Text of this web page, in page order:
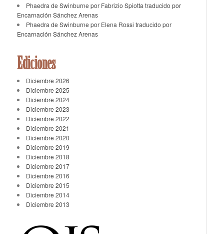
Phaedra de Swinburne por Fabrizio Spiotta traducido por
Encarnación Sánchez Arenas
Phaedra de Swinburne por Elena Rossi traducido por
Encarnación Sánchez Arenas
Ediciones
Diciembre 2026
Diciembre 2025
Diciembre 2024
Diciembre 2023
Diciembre 2022
Diciembre 2021
Diciembre 2020
Diciembre 2019
Diciembre 2018
Diciembre 2017
Diciembre 2016
Diciembre 2015
Diciembre 2014
Diciembre 2013